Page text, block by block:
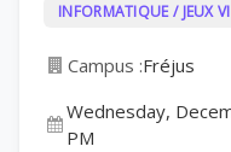
INFORMATIQUE / JEUX
Campus :Fréjus
Wednesday,
PM